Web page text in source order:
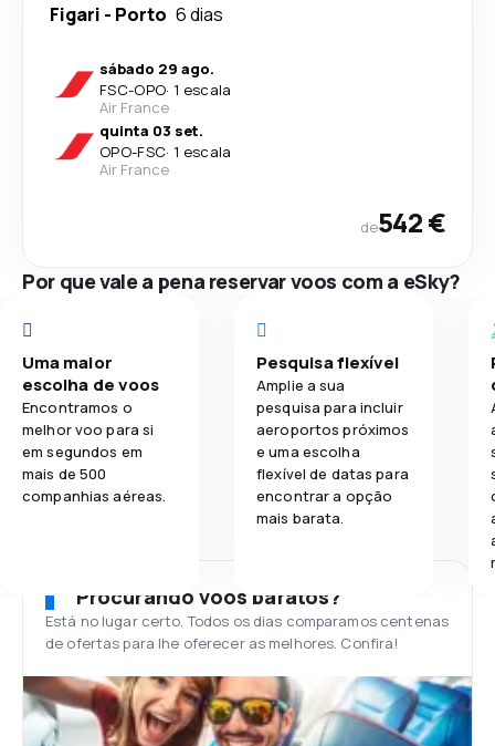
Figari - Porto 6 dias
sábado 29 ago.
FSC-OPO· 1 escala
Air France
quinta 03 set.
OPO-FSC· 1 escala
Air France
de542 €
Por que vale a pena reservar voos com a eSky?
Uma maior
escolha de voos
Encontramos o
melhor voo para si
em segundos em
mais de 500
companhias aéreas.
Pesquisa flexível
Amplie a sua
pesquisa para incluir
aeroportos próximos
e uma escolha
flexível de datas para
encontrar a opção
mais barata.
Procurando voos baratos?
Está no lugar certo. Todos os dias comparamos centenas
de ofertas para lhe oferecer as melhores. Confira!